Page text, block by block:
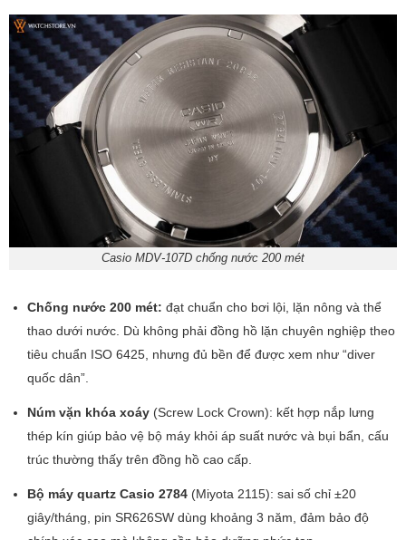
Casio MDV-107D chống nước 200 mét
Chống nước 200 mét: đạt chuẩn cho bơi lội, lặn nông và thể
thao dưới nước. Dù không phải đồng hồ lặn chuyên nghiệp theo
tiêu chuẩn ISO 6425, nhưng đủ bền để được xem như “diver
quốc dân”.
Núm vặn khóa xoáy (Screw Lock Crown): kết hợp nắp lưng
thép kín giúp bảo vệ bộ máy khỏi áp suất nước và bụi bẩn, cấu
trúc thường thấy trên đồng hồ cao cấp.
Bộ máy quartz Casio 2784 (Miyota 2115): sai số chỉ ±20
giây/tháng, pin SR626SW dùng khoảng 3 năm, đảm bảo độ